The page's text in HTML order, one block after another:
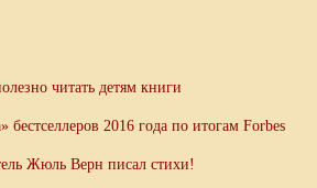
читать детям книги
бестселлеров 2016 года по итогам Forbes
Жюль Верн писал стихи!